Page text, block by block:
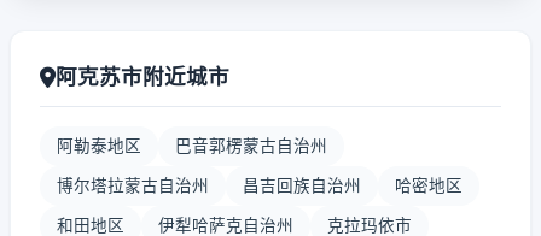
阿克苏市附近城市
阿勒泰地区 巴音郭楞蒙古自治州
博尔塔拉蒙古自治州 昌吉回族自治州 哈密地区
和田地区 伊犁哈萨克自治州 克拉玛依市